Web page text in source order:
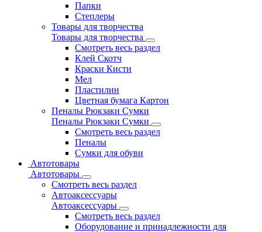
Папки
Степлеры
Товары для творчества
Товары для творчества
Смотреть весь раздел
Клей Скотч
Краски Кисти
Мел
Пластилин
Цветная бумага Картон
Пеналы Рюкзаки Сумки
Пеналы Рюкзаки Сумки
Смотреть весь раздел
Пеналы
Сумки для обуви
Автотовары
Автотовары
Смотреть весь раздел
Автоаксессуары
Автоаксессуары
Смотреть весь раздел
Оборудование и принадлежности для